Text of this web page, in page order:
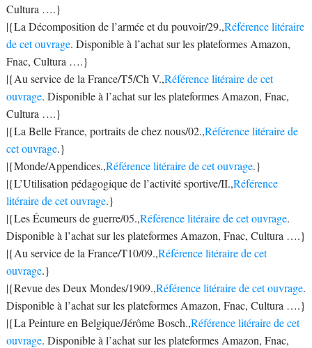
Cultura ….}
|{La Décomposition de l’armée et du pouvoir/29.,Référence litéraire
de cet ouvrage. Disponible à l’achat sur les plateformes Amazon,
Fnac, Cultura ….}
|{Au service de la France/T5/Ch V.,Référence litéraire de cet
ouvrage. Disponible à l’achat sur les plateformes Amazon, Fnac,
Cultura ….}
|{La Belle France, portraits de chez nous/02.,Référence litéraire de
cet ouvrage.}
|{Monde/Appendices.,Référence litéraire de cet ouvrage.}
|{L’Utilisation pédagogique de l’activité sportive/II.,Référence
litéraire de cet ouvrage.}
|{Les Écumeurs de guerre/05.,Référence litéraire de cet ouvrage.
Disponible à l’achat sur les plateformes Amazon, Fnac, Cultura ….}
|{Au service de la France/T10/09.,Référence litéraire de cet
ouvrage.}
|{Revue des Deux Mondes/1909.,Référence litéraire de cet ouvrage.
Disponible à l’achat sur les plateformes Amazon, Fnac, Cultura ….}
|{La Peinture en Belgique/Jérôme Bosch.,Référence litéraire de cet
ouvrage. Disponible à l’achat sur les plateformes Amazon, Fnac,